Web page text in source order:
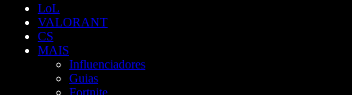
LoL
VALORANT
CS
MAIS
Influenciadores
Guias
Fortnite